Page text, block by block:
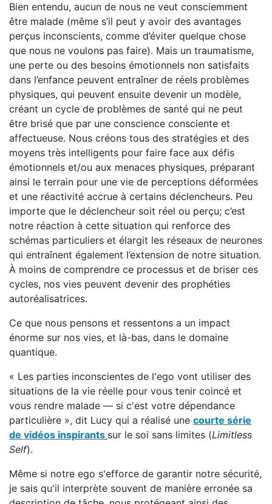
Bien entendu, aucun de nous ne veut consciemment
être malade (même s’il peut y avoir des avantages
perçus inconscients, comme d’éviter quelque chose
que nous ne voulons pas faire). Mais un traumatisme,
une perte ou des besoins émotionnels non satisfaits
dans l’enfance peuvent entraîner de réels problèmes
physiques, qui peuvent ensuite devenir un modèle,
créant un cycle de problèmes de santé qui ne peut
être brisé que par une conscience consciente et
affectueuse. Nous créons tous des stratégies et des
moyens très intelligents pour faire face aux défis
émotionnels et/ou aux menaces physiques, préparant
ainsi le terrain pour une vie de perceptions déformées
et une réactivité accrue à certains déclencheurs. Peu
importe que le déclencheur soit réel ou perçu; c’est
notre réaction à cette situation qui renforce des
schémas particuliers et élargit les réseaux de neurones
qui entraînent également l’extension de notre situation.
À moins de comprendre ce processus et de briser ces
cycles, nos vies peuvent devenir des prophéties
autoréalisatrices.
Ce que nous pensons et ressentons a un impact
énorme sur nos vies, et là-bas, dans le domaine
quantique.
« Les parties inconscientes de l'ego vont utiliser des
situations de la vie réelle pour vous tenir coincé et
vous rendre malade — si c'est votre dépendance
particulière », dit Lucy qui a réalisé une courte série
de vidéos inspirants sur le soi sans limites (Limitless
Self).
Même si notre ego s'efforce de garantir notre sécurité,
je sais qu'il interprète souvent de manière erronée sa